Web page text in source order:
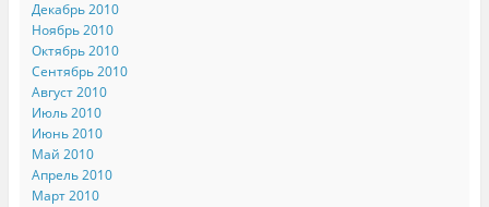
Декабрь 2010
Ноябрь 2010
Октябрь 2010
Сентябрь 2010
Август 2010
Июль 2010
Июнь 2010
Май 2010
Апрель 2010
Март 2010